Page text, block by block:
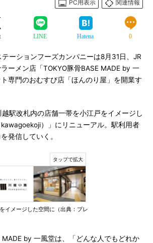
PC用表示
関連情報
LINE Hatena 0
ーションフーズカンパニーは8月31日、JR
ーメン店「TOKYO豚骨BASE MADE by 一
専門のおむすび店「ほんのり屋」を開業す
駅改札内の店舗一帯を小江戸をイメージし
）」にリニューアル。駅利用者
発信していく。
イメージした空間に（出典：プレ
by 一風堂は、「どんな人でもどれか